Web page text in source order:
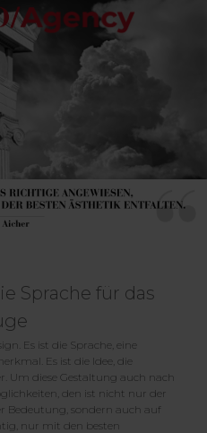
Sprache für das
Es ist die Sprache, eine
Es ist die Idee, die
Um diese Gestaltung auch nach
den ist nicht nur der
sondern auch auf
nur mit den besten